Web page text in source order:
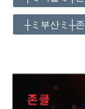
┼ミ부산ミ┼